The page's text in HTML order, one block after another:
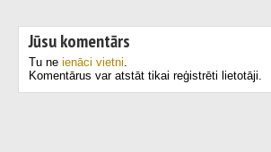
Jūsu komentārs
Tu ne ienāci vietni.
Komentārus var atstāt tikai reģistrēti lietotāji.